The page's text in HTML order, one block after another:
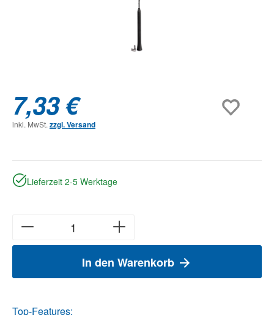
7,33 €
inkl. MwSt. zzgl. Versand
Lieferzeit 2-5 Werktage
In den Warenkorb
Top-Features: